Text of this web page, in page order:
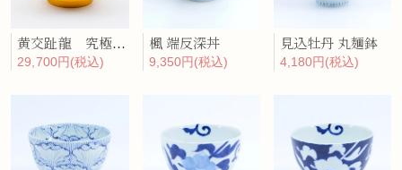
黄交趾龍 究極のラーメン鉢
29,700円(税込)
楓 端反深丼
9,350円(税込)
見込牡丹 丸麺鉢
4,180円(税込)